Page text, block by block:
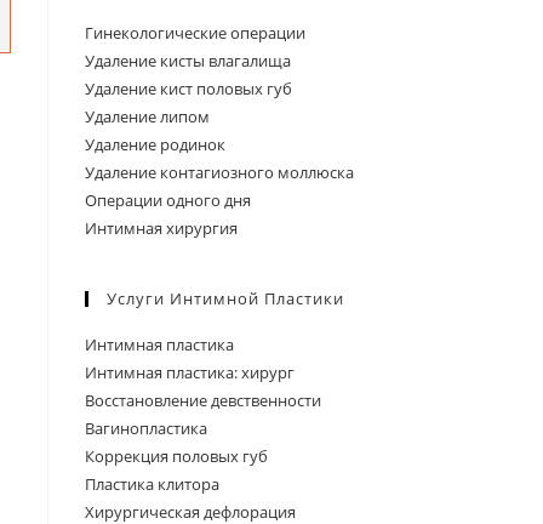
Гинекологические операции
Удаление кисты влагалища
Удаление кист половых губ
Удаление липом
Удаление родинок
Удаление контагиозного моллюска
Операции одного дня
Интимная хирургия
Услуги Интимной Пластики
Интимная пластика
Интимная пластика: хирург
Восстановление девственности
Вагинопластика
Коррекция половых губ
Пластика клитора
Хирургическая дефлорация